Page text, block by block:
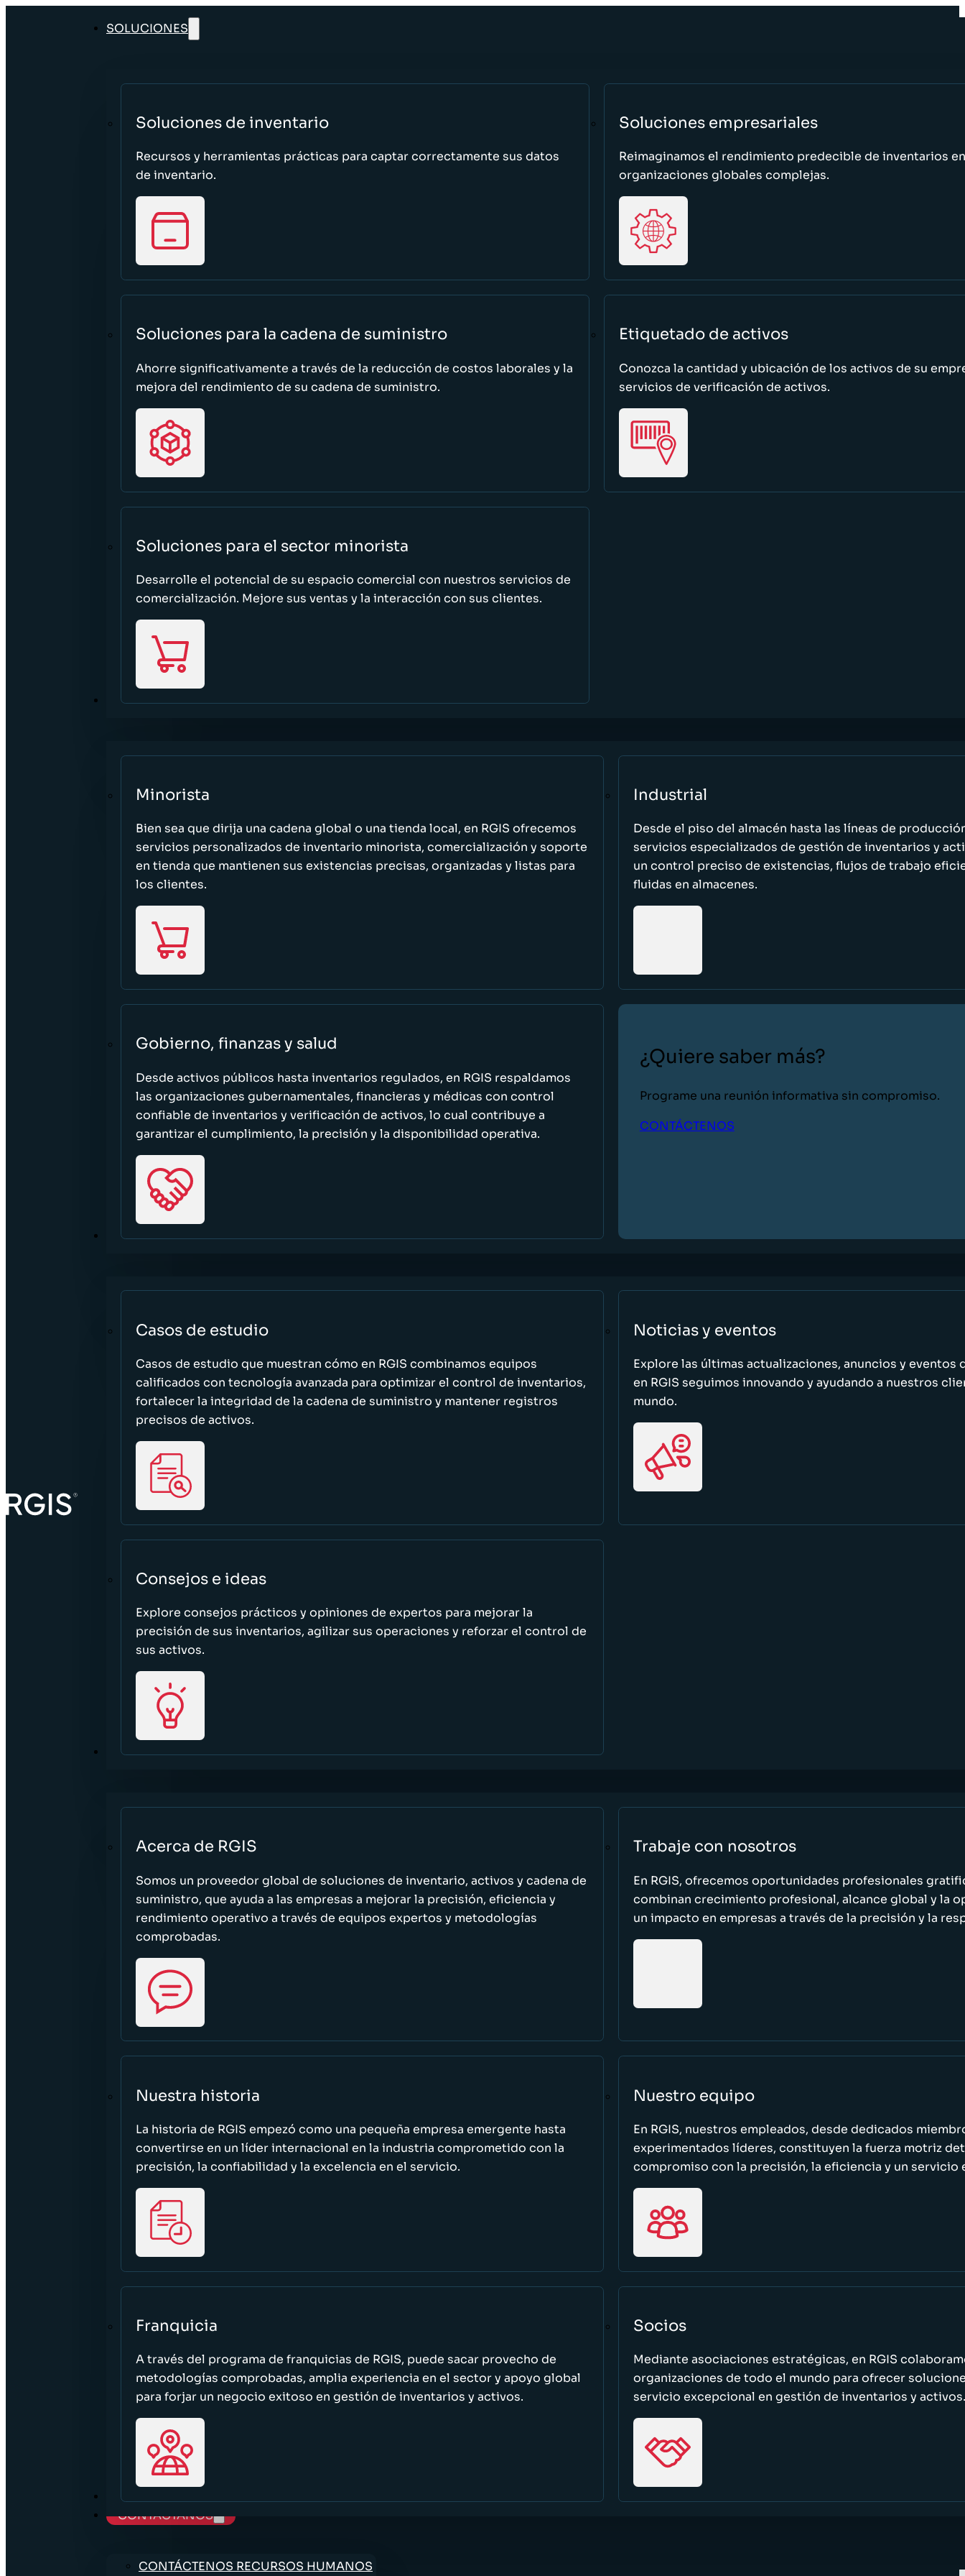
SOLUCIONES
Soluciones de inventario
Recursos y herramientas prácticas para captar correctamente sus datos
de inventario.
Soluciones empresariales
Reimaginamos el rendimiento predecible de inventarios en
organizaciones globales complejas.
Soluciones para la cadena de suministro
Ahorre significativamente a través de la reducción de costos laborales y la
mejora del rendimiento de su cadena de suministro.
Etiquetado de activos
Conozca la cantidad y ubicación de los activos de su
servicios de verificación de activos.
Soluciones para el sector minorista
Desarrolle el potencial de su espacio comercial con nuestros servicios de
comercialización. Mejore sus ventas y la interacción con sus clientes.
SECTORES
Minorista
Bien sea que dirija una cadena global o una tienda local, en RGIS ofrecemos
servicios personalizados de inventario minorista, comercialización y soporte
en tienda que mantienen sus existencias precisas, organizadas y listas para
los clientes.
Industrial
Desde el piso del almacén hasta las líneas de
servicios especializados de gestión de inventarios y
un control preciso de existencias, flujos de trabajo
fluidas en almacenes.
Gobierno, finanzas y salud
Desde activos públicos hasta inventarios regulados, en RGIS respaldamos
las organizaciones gubernamentales, financieras y médicas con control
confiable de inventarios y verificación de activos, lo cual contribuye a
garantizar el cumplimiento, la precisión y la disponibilidad operativa.
¿Quiere saber más?
Programe una reunión informativa sin compromiso.
CONTÁCTENOS
RECURSOS
Casos de estudio
Casos de estudio que muestran cómo en RGIS combinamos equipos
calificados con tecnología avanzada para optimizar el control de inventarios,
fortalecer la integridad de la cadena de suministro y mantener registros
precisos de activos.
Noticias y eventos
Explore las últimas actualizaciones, anuncios y eventos
en RGIS seguimos innovando y ayudando a nuestros
mundo.
Consejos e ideas
Explore consejos prácticos y opiniones de expertos para mejorar la
precisión de sus inventarios, agilizar sus operaciones y reforzar el control de
sus activos.
ACERCA DE
Acerca de RGIS
Somos un proveedor global de soluciones de inventario, activos y cadena de
suministro, que ayuda a las empresas a mejorar la precisión, eficiencia y
rendimiento operativo a través de equipos expertos y metodologías
comprobadas.
Trabaje con nosotros
En RGIS, ofrecemos oportunidades profesionales
combinan crecimiento profesional, alcance global y la
un impacto en empresas a través de la precisión y la
Nuestra historia
La historia de RGIS empezó como una pequeña empresa emergente hasta
convertirse en un líder internacional en la industria comprometido con la
precisión, la confiabilidad y la excelencia en el servicio.
Nuestro equipo
En RGIS, nuestros empleados, desde dedicados
experimentados líderes, constituyen la fuerza motriz
compromiso con la precisión, la eficiencia y un servicio
Franquicia
A través del programa de franquicias de RGIS, puede sacar provecho de
metodologías comprobadas, amplia experiencia en el sector y apoyo global
para forjar un negocio exitoso en gestión de inventarios y activos.
Socios
Mediante asociaciones estratégicas, en RGIS
organizaciones de todo el mundo para ofrecer
servicio excepcional en gestión de inventarios y activos.
TRABAJE CON NOSOTROS
CONTÁCTANOS
CONTÁCTENOS RECURSOS HUMANOS